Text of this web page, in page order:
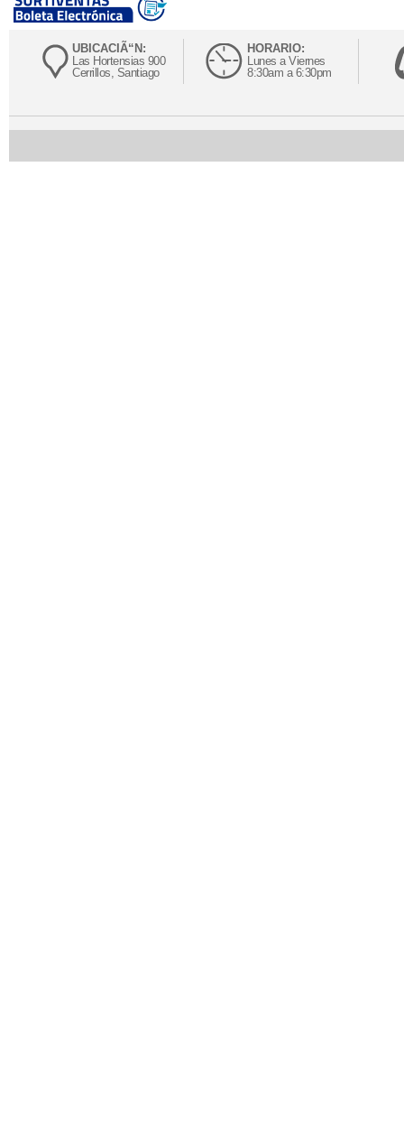
UBICACIÃ“N:
Las Hortensias 900
Cerrillos, Santiago
HORARIO:
Lunes a Viernes
8:30am a 6:30pm